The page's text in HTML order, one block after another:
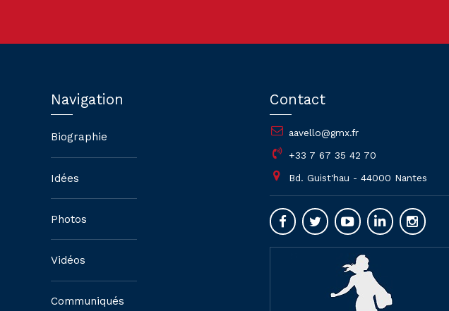
Navigation
Biographie
Idées
Photos
Vidéos
Communiqués
Contact
aavello@gmx.fr
+33 7 67 35 42 70
Bd. Guist'hau - 44000 Nantes